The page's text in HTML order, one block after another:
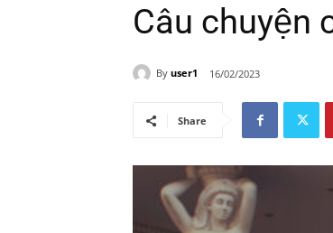
Câu chuyện
By user1 16/02/2023
Share